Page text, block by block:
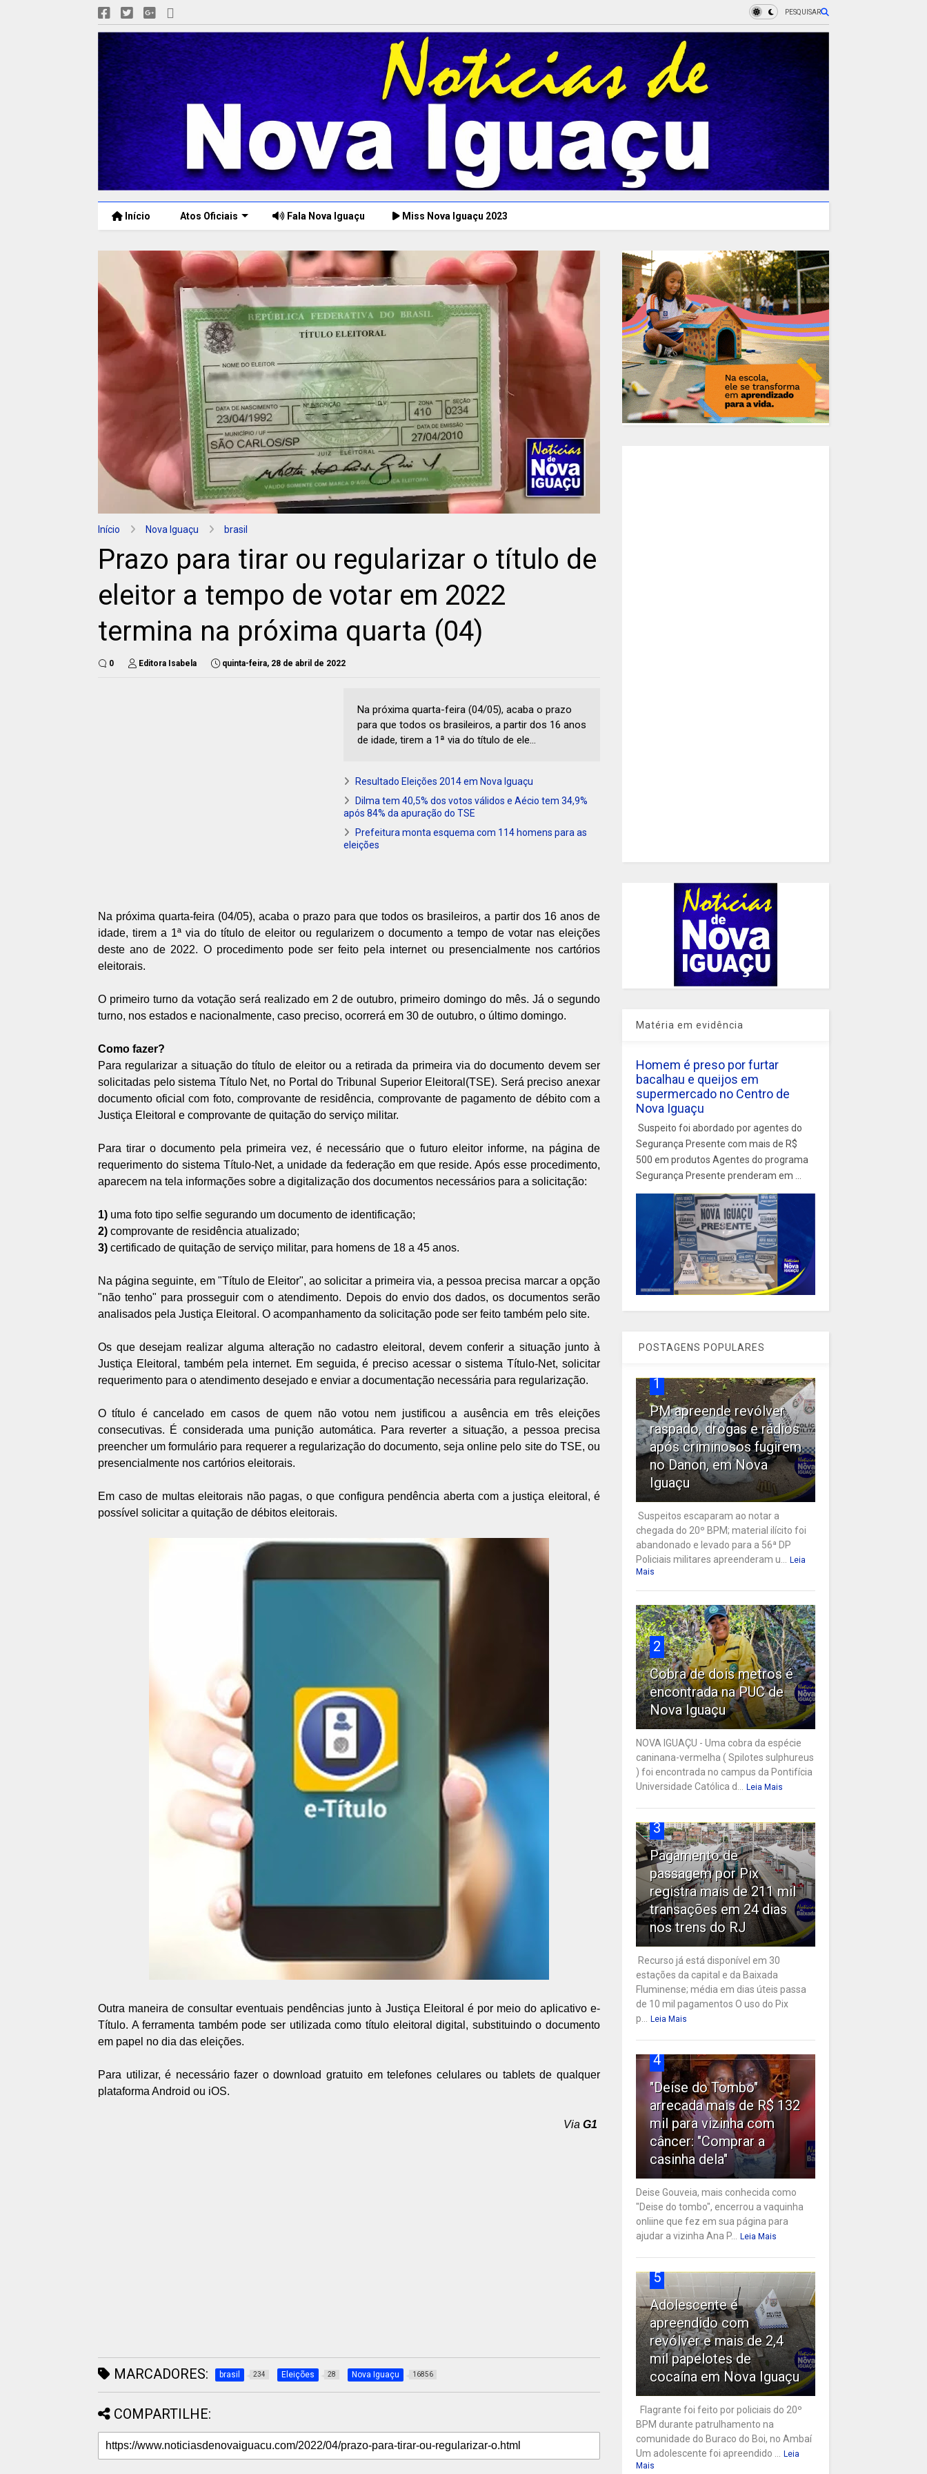
PESQUISAR
Início Atos Oficiais Fala Nova Iguaçu Miss Nova Iguaçu 2023
Início Nova Iguaçu brasil
Prazo para tirar ou regularizar o título de
eleitor a tempo de votar em 2022
termina na próxima quarta (04)
0 Editora Isabela quinta-feira, 28 de abril de 2022
Na próxima quarta-feira (04/05), acaba o prazo
para que todos os brasileiros, a partir dos 16 anos
de idade, tirem a 1ª via do título de ele...
Resultado Eleições 2014 em Nova Iguaçu
Dilma tem 40,5% dos votos válidos e Aécio tem 34,9%
após 84% da apuração do TSE
Prefeitura monta esquema com 114 homens para as
eleições
Na próxima quarta-feira (04/05), acaba o prazo para que todos os brasileiros, a partir dos 16 anos de
idade, tirem a 1ª via do título de eleitor ou regularizem o documento a tempo de votar nas eleições
deste ano de 2022. O procedimento pode ser feito pela internet ou presencialmente nos cartórios
eleitorais.
O primeiro turno da votação será realizado em 2 de outubro, primeiro domingo do mês. Já o segundo
turno, nos estados e nacionalmente, caso preciso, ocorrerá em 30 de outubro, o último domingo.
Como fazer?
Para regularizar a situação do título de eleitor ou a retirada da primeira via do documento devem ser
solicitadas pelo sistema Título Net, no Portal do Tribunal Superior Eleitoral(TSE). Será preciso anexar
documento oficial com foto, comprovante de residência, comprovante de pagamento de débito com a
Justiça Eleitoral e comprovante de quitação do serviço militar.
Para tirar o documento pela primeira vez, é necessário que o futuro eleitor informe, na página de
requerimento do sistema Título-Net, a unidade da federação em que reside. Após esse procedimento,
aparecem na tela informações sobre a digitalização dos documentos necessários para a solicitação:
1) uma foto tipo selfie segurando um documento de identificação;
2) comprovante de residência atualizado;
3) certificado de quitação de serviço militar, para homens de 18 a 45 anos.
Na página seguinte, em "Título de Eleitor", ao solicitar a primeira via, a pessoa precisa marcar a opção
"não tenho" para prosseguir com o atendimento. Depois do envio dos dados, os documentos serão
analisados pela Justiça Eleitoral. O acompanhamento da solicitação pode ser feito também pelo site.
Os que desejam realizar alguma alteração no cadastro eleitoral, devem conferir a situação junto à
Justiça Eleitoral, também pela internet. Em seguida, é preciso acessar o sistema Título-Net, solicitar
requerimento para o atendimento desejado e enviar a documentação necessária para regularização.
O título é cancelado em casos de quem não votou nem justificou a ausência em três eleições
consecutivas. É considerada uma punição automática. Para reverter a situação, a pessoa precisa
preencher um formulário para requerer a regularização do documento, seja online pelo site do TSE, ou
presencialmente nos cartórios eleitorais.
Em caso de multas eleitorais não pagas, o que configura pendência aberta com a justiça eleitoral, é
possível solicitar a quitação de débitos eleitorais.
Outra maneira de consultar eventuais pendências junto à Justiça Eleitoral é por meio do aplicativo e-
Título. A ferramenta também pode ser utilizada como título eleitoral digital, substituindo o documento
em papel no dia das eleições.
Para utilizar, é necessário fazer o download gratuito em telefones celulares ou tablets de qualquer
plataforma Android ou iOS.
Via G1
MARCADORES: brasil 234 Eleições 28 Nova Iguaçu 16856
COMPARTILHE:
Matéria em evidência
Homem é preso por furtar
bacalhau e queijos em
supermercado no Centro de
Nova Iguaçu
Suspeito foi abordado por agentes do
Segurança Presente com mais de R$
500 em produtos Agentes do programa
Segurança Presente prenderam em ...
POSTAGENS POPULARES
1
PM apreende revólver
raspado, drogas e rádios
após criminosos fugirem
no Danon, em Nova
Iguaçu
Suspeitos escaparam ao notar a
chegada do 20º BPM; material ilícito foi
abandonado e levado para a 56ª DP
Policiais militares apreenderam u...
Leia
Mais
2
Cobra de dois metros é
encontrada na PUC de
Nova Iguaçu
NOVA IGUAÇU - Uma cobra da espécie
caninana-vermelha ( Spilotes sulphureus
) foi encontrada no campus da Pontifícia
Universidade Católica d...
Leia Mais
3
Pagamento de
passagem por Pix
registra mais de 211 mil
transações em 24 dias
nos trens do RJ
Recurso já está disponível em 30
estações da capital e da Baixada
Fluminense; média em dias úteis passa
de 10 mil pagamentos O uso do Pix
p...
Leia Mais
4
"Deise do Tombo"
arrecada mais de R$ 132
mil para vizinha com
câncer: "Comprar a
casinha dela"
Deise Gouveia, mais conhecida como
"Deise do tombo", encerrou a vaquinha
onliine que fez em sua página para
ajudar a vizinha Ana P...
Leia Mais
5
Adolescente é
apreendido com
revólver e mais de 2,4
mil papelotes de
cocaína em Nova Iguaçu
Flagrante foi feito por policiais do 20º
BPM durante patrulhamento na
comunidade do Buraco do Boi, no Ambaí
Um adolescente foi apreendido ...
Leia
Mais